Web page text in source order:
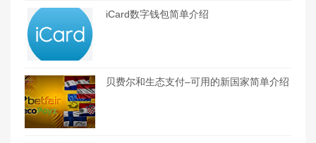
iCard数字钱包简单介绍
贝费尔和生态支付–可用的新国家简单介绍